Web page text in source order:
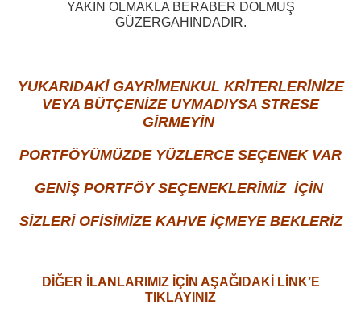
YAKIN OLMAKLA BERABER DOLMUŞ
GÜZERGAHINDADIR.
YUKARIDAKİ GAYRİMENKUL KRİTERLERİNİZE
VEYA BÜTÇENİZE UYMADIYSA STRESE
GİRMEYİN
PORTFÖYÜMÜZDE YÜZLERCE SEÇENEK VAR
GENİŞ PORTFÖY SEÇENEKLERİMİZ İÇİN
SİZLERİ OFİSİMİZE KAHVE İÇMEYE BEKLERİZ
DİĞER İLANLARIMIZ İÇİN AŞAĞIDAKİ LİNK’E
TIKLAYINIZ